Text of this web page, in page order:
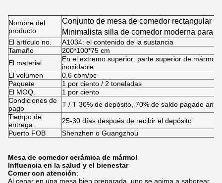
Nombre del
producto
Conjunto de mesa de comedor rectangular
Minimalista silla de comedor moderna para
El artículo no.
A1034: el contenido de la sustancia
Tamaño
200*100*75 cm
El material
En el extremo superior: parte superior de mármol
inoxidable
El volumen
0.6 cbm/pc
Paquete
1 por ciento / 2 toneladas
El MOQ.
1 por ciento
Condiciones de
pago
T / T 30% de depósito, 70% de saldo pagado
Tiempo de
entrega
25-30 días después de recibir el depósito
Puerto FOB
Shenzhen o Guangzhou
Mesa de comedor cerámica de mármol
Influencia en la salud y el bienestar
Comer con atención:
Al cenar en una mesa bien preparada, uno se anima a saborear